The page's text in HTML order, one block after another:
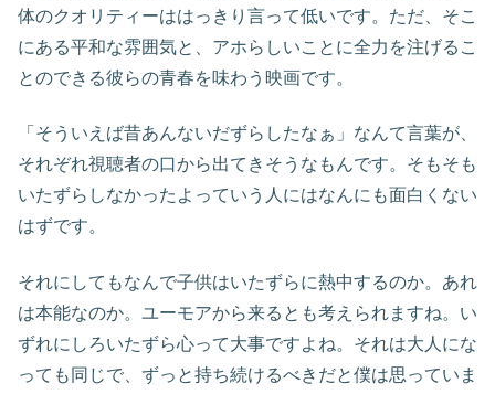
体のクオリティーははっきり言って低いです。ただ、そこ
にある平和な雰囲気と、アホらしいことに全力を注げるこ
とのできる彼らの青春を味わう映画です。
「そういえば昔あんないだずらしたなぁ」なんて言葉が、
それぞれ視聴者の口から出てきそうなもんです。そもそも
いたずらしなかったよっていう人にはなんにも面白くない
はずです。
それにしてもなんで子供はいたずらに熱中するのか。あれ
は本能なのか。ユーモアから来るとも考えられますね。い
ずれにしろいたずら心って大事ですよね。それは大人にな
っても同じで、ずっと持ち続けるべきだと僕は思っていま